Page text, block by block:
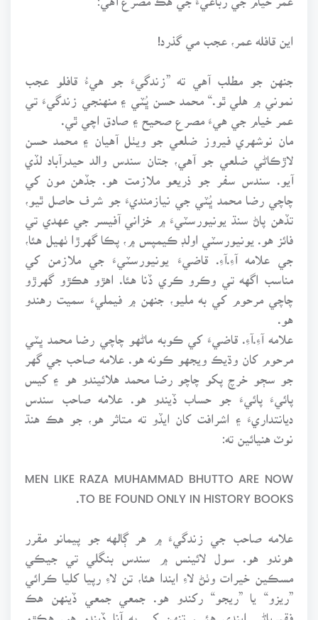
اين قافله عمر، عجب مي گذرد!
جنهن جو مطلب آهي ته ”زندگيءَ جو هيءُ قافلو عجب
نموني ۾ هلي ٿو.“ محمد حسن ڀُٽي ۽ منهنجي زندگيءَ تي
عمر خيام جي هيءَ مصرع صحيح ۽ صادق اچي ٿي.
مان نوشهري فيروز ضلعي جو ويٺل آهيان ۽ محمد حسن
لاڙڪاڻي ضلعي جو آهي، جتان سندس والد حيدرآباد لڏي
آيو. سندس سفر جو ذريعو ملازمت هو. جڏهن مون کي
چاچي رضا محمد ڀُٽي جي نيازمنديءَ جو شرف حاصل ٿيو،
تڏهن پاڻ سنڌ يونيورسٽيءَ ۾ خزاني آفيسر جي عهدي تي
فائز هو. يونيورسٽي اولڊ ڪيمپس ۾، پڪا گهرڙا ٺهيل هئا،
جي علامه آءِ.آءِ. قاضيءَ يونيورسٽيءَ جي ملازمن کي
مناسب اگهه تي وڪرو ڪري ڏنا هئا. اهڙو هڪڙو گهرڙو
چاچي مرحوم کي به مليو، جنهن ۾ فيمليءَ سميت رهندو
علامه آءِ.آءِ. قاضيءَ کي ڪوبه ماڻهو چاچي رضا محمد ڀٽي
مرحوم کان وڌيڪ ويجهو ڪونه هو. علامه صاحب جي گهر
جو سڄو خرچ پکو چاچو رضا محمد هلائيندو هو ۽ کيس
پائيءَ پائيءَ جو حساب ڏيندو هو. علامه صاحب سندس
ديانتداريءَ ۽ اشرافت کان ايڏو ته متاثر هو، جو هڪ هنڌ
نوٽ هنيائين ته:
MEN LIKE RAZA MUHAMMAD BHUTTO ARE NOW
TO BE FOUND ONLY IN HISTORY BOOKS.
علامه صاحب جي زندگيءَ ۾ هر ڳالهه جو پيمانو مقرر
هوندو هو. سول لائينس ۾ سندس بنگلي تي جيڪي
مسڪين خيرات وٺڻ لاءِ ايندا هئا، تن لاءِ رپيا کليا ڪرائي
”ريزو“ يا ”ريجو“ رکندو هو. جمعي جمعي ڏينهن هڪ
فقيرياڻي ايندي هئي، تنهن کي ٻه آنا ڏيندو هو. هڪڙو